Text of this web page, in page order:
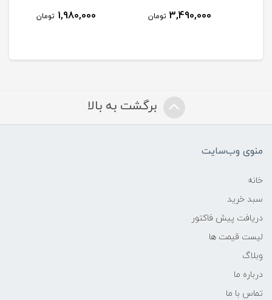
3,490,000 تومان 1,980,000 تومان
برگشت به بالا
منوی وب‌سایت
خانه
سبد خرید
دریافت پیش فاکتور
لیست قیمت ها
وبلاگ
درباره ما
تماس با ما